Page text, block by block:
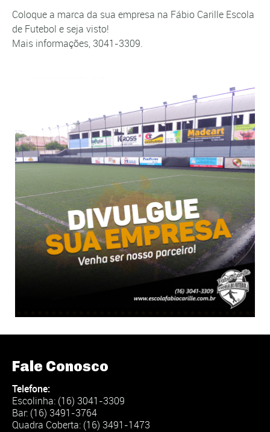
Coloque a marca da sua empresa na Fábio Carille Escola
de Futebol e seja visto!
Mais informações, 3041-3309.
Fale Conosco
Telefone:
Escolinha: (16) 3041-3309
Bar: (16) 3491-3764
Quadra Coberta: (16) 3491-1473